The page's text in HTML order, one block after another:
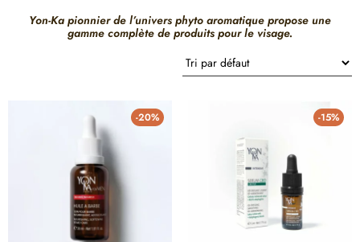
Yon-Ka pionnier de l’univers phyto aromatique propose une
gamme complète de produits pour le visage.
-20% -15%